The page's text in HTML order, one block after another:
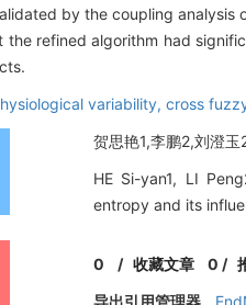
by the coupling analysis
the refined algorithm had
variability, cross
贺思艳1,李鹏2,刘澄
HE Si-yan1, LI
entropy and its
0 /收藏文章 0 /